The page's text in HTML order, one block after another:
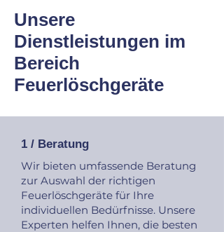
Unsere
Dienstleistungen im
Bereich
Feuerlöschgeräte
1 / Beratung
Wir bieten umfassende Beratung
zur Auswahl der richtigen
Feuerlöschgeräte für Ihre
individuellen Bedürfnisse. Unsere
Experten helfen Ihnen, die besten